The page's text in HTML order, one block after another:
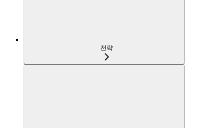
전략